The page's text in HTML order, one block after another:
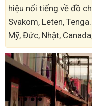
hiệu nổi tiếng về đồ
Svakom, Leten,
Mỹ, Đức, Nhật,